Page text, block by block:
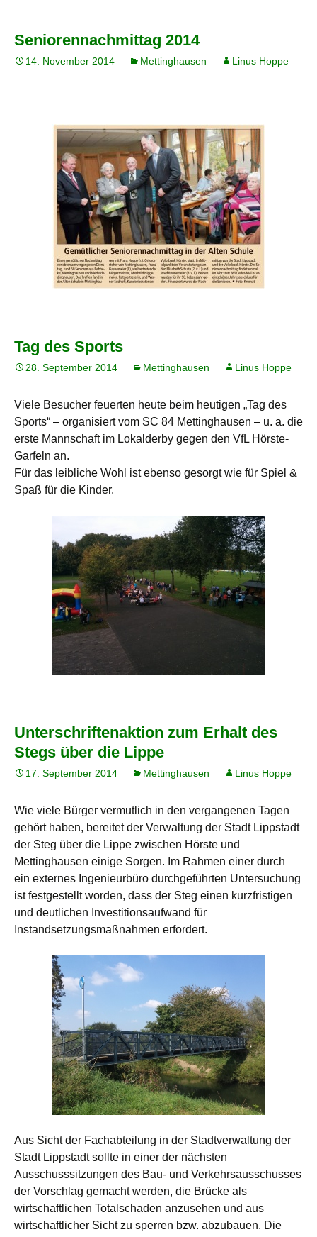
Seniorennachmittag 2014
14. November 2014 Mettinghausen Linus Hoppe
Tag des Sports
28. September 2014 Mettinghausen Linus Hoppe
Viele Besucher feuerten heute beim heutigen „Tag des
Sports“ – organisiert vom SC 84 Mettinghausen – u. a. die
erste Mannschaft im Lokalderby gegen den VfL Hörste-
Garfeln an.
Für das leibliche Wohl ist ebenso gesorgt wie für Spiel &
Spaß für die Kinder.
Unterschriftenaktion zum Erhalt des
Stegs über die Lippe
17. September 2014 Mettinghausen Linus Hoppe
Wie viele Bürger vermutlich in den vergangenen Tagen
gehört haben, bereitet der Verwaltung der Stadt Lippstadt
der Steg über die Lippe zwischen Hörste und
Mettinghausen einige Sorgen. Im Rahmen einer durch
ein externes Ingenieurbüro durchgeführten Untersuchung
ist festgestellt worden, dass der Steg einen kurzfristigen
und deutlichen Investitionsaufwand für
Instandsetzungsmaßnahmen erfordert.
Aus Sicht der Fachabteilung in der Stadtverwaltung der
Stadt Lippstadt sollte in einer der nächsten
Ausschusssitzungen des Bau- und Verkehrsausschusses
der Vorschlag gemacht werden, die Brücke als
wirtschaftlichen Totalschaden anzusehen und aus
wirtschaftlicher Sicht zu sperren bzw. abzubauen. Die